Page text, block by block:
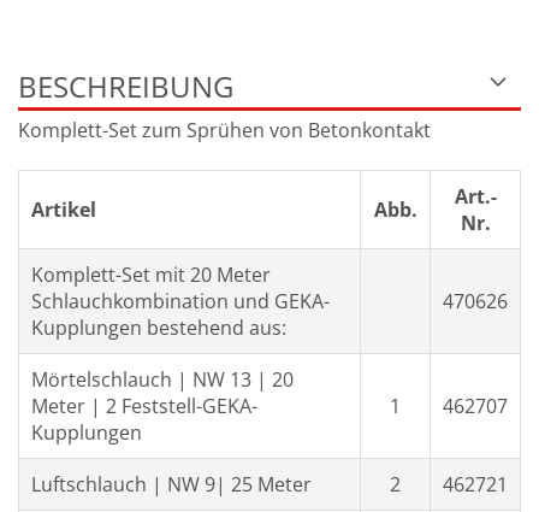
BESCHREIBUNG
Komplett-Set zum Sprühen von Betonkontakt
Artikel Abb.
Art.-
Nr.
Komplett-Set mit 20 Meter
Schlauchkombination und GEKA-
Kupplungen bestehend aus:
470626
Mörtelschlauch | NW 13 | 20
Meter | 2 Feststell-GEKA-
Kupplungen
1 462707
Luftschlauch | NW 9| 25 Meter 2
462721